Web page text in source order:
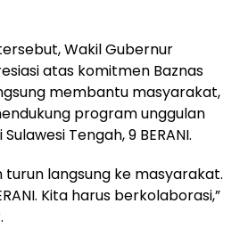
Wakil Gubernur
atas komitmen Baznas
membantu masyarakat,
program unggulan
Tengah, 9 BERANI.
turun langsung ke masyarakat.
Kita harus berkolaborasi,”